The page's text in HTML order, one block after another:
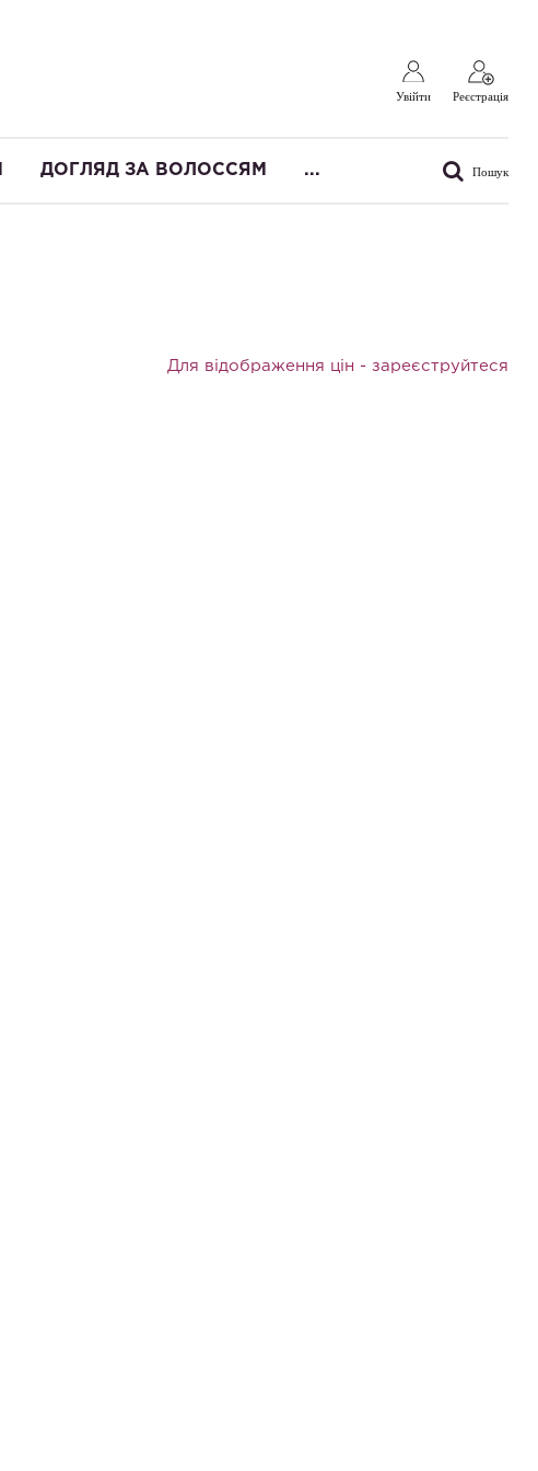
Увійти Реєстрація
ДОГЛЯД ЗА ВОЛОССЯМ ... Пошук
Для відображення цін - зареєструйтеся